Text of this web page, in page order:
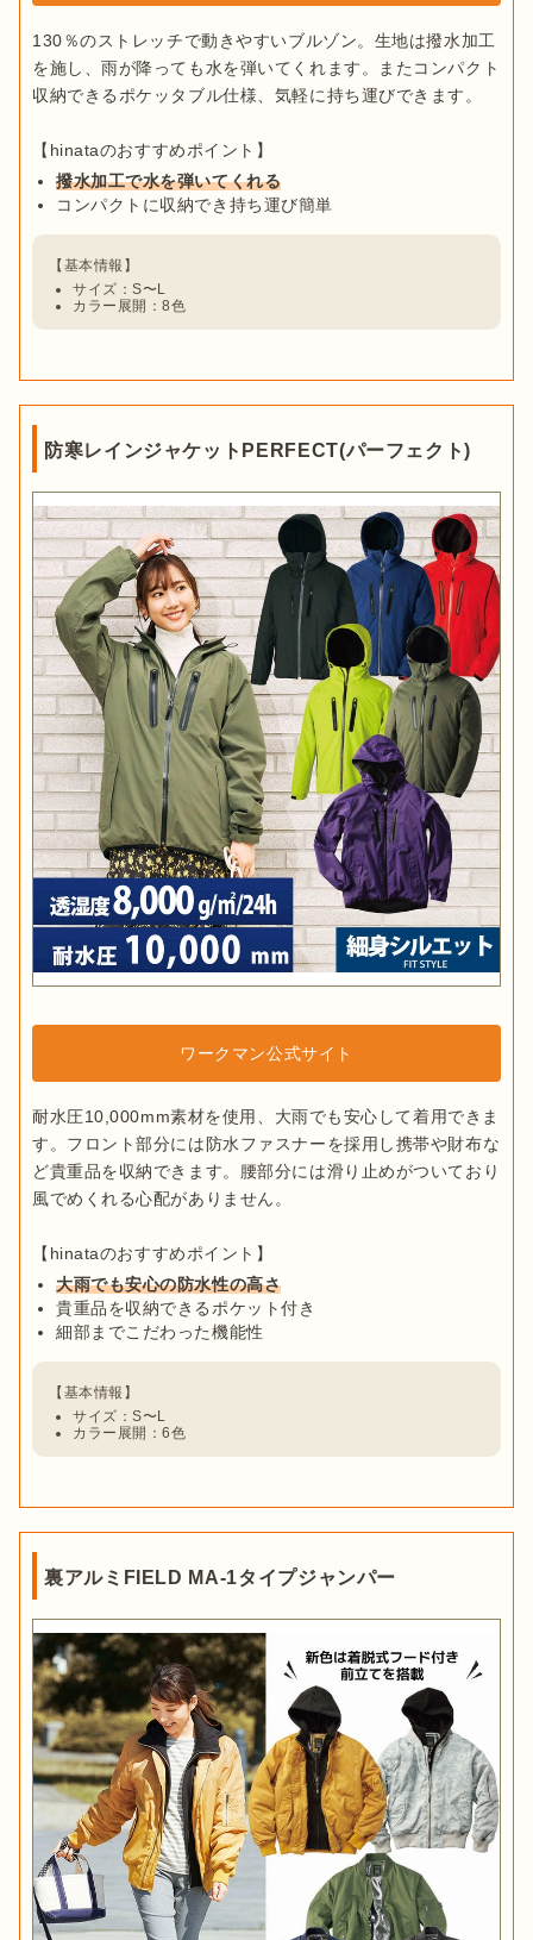
130％のストレッチで動きやすいブルゾン。生地は撥水加工
を施し、雨が降っても水を弾いてくれます。またコンパクト
収納できるポケッタブル仕様、気軽に持ち運びできます。
撥水加工で水を弾いてくれる
コンパクトに収納でき持ち運び簡単
サイズ：S〜L
カラー展開：8色
防寒レインジャケットPERFECT(パーフェクト)
ワークマン公式サイト
耐水圧10,000mm素材を使用、大雨でも安心して着用できま
す。フロント部分には防水ファスナーを採用し携帯や財布な
ど貴重品を収納できます。腰部分には滑り止めがついており
風でめくれる心配がありません。
大雨でも安心の防水性の高さ
貴重品を収納できるポケット付き
細部までこだわった機能性
サイズ：S〜L
カラー展開：6色
裏アルミFIELD MA-1タイプジャンパー